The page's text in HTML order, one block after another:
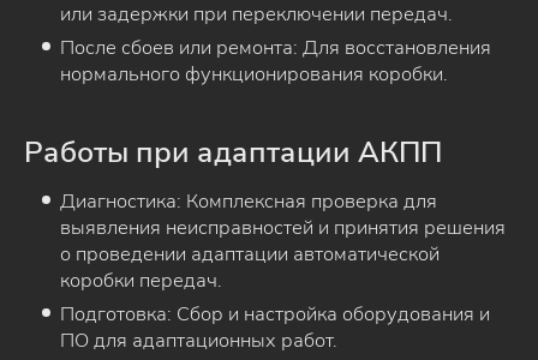
или задержки при переключении передач.
После сбоев или ремонта: Для восстановления
нормального функционирования коробки.
Работы при адаптации АКПП
Диагностика: Комплексная проверка для
выявления неисправностей и принятия решения
о проведении адаптации автоматической
коробки передач.
Подготовка: Сбор и настройка оборудования и
ПО для адаптационных работ.